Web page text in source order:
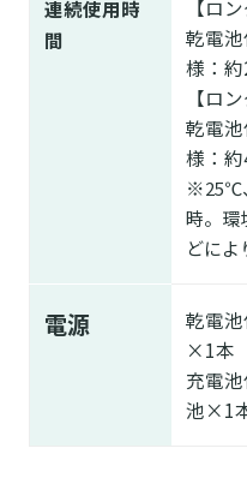
連続使用時
間
【ロ
乾電
様：
【ロ
乾電
様：
※25℃
時。環
どによ
電源
乾電
×1本
充電
池×1